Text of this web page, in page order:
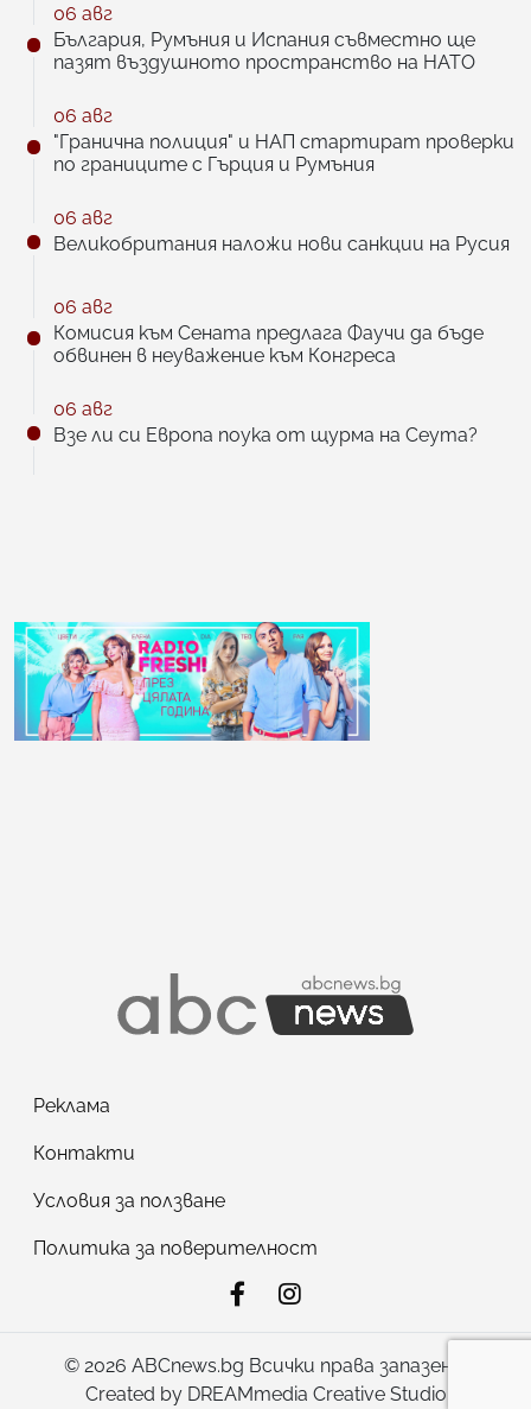
06 авг
България, Румъния и Испания съвместно ще
пазят въздушното пространство на НАТО
06 авг
"Гранична полиция" и НАП стартират проверки
по границите с Гърция и Румъния
06 авг
Великобритания наложи нови санкции на Русия
06 авг
Комисия към Сената предлага Фаучи да бъде
обвинен в неуважение към Конгреса
06 авг
Взе ли си Европа поука от щурма на Сеута?
Реклама
Контакти
Условия за ползване
Политика за поверителност
© 2026 ABCnews.bg Всички права запазени!
Created by DREAMmedia Creative Studio